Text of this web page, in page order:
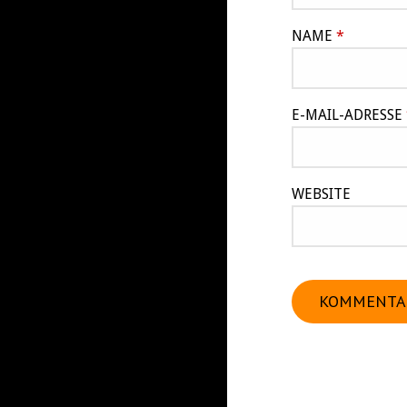
NAME *
E-MAIL-ADRESSE
WEBSITE